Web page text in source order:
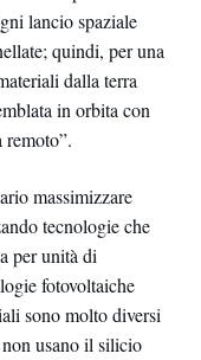
lancio spaziale
quindi, per una
dalla terra
in orbita con
massimizzare
tecnologie che
per unità di
fotovoltaiche
sono molto diversi
usano il silicio